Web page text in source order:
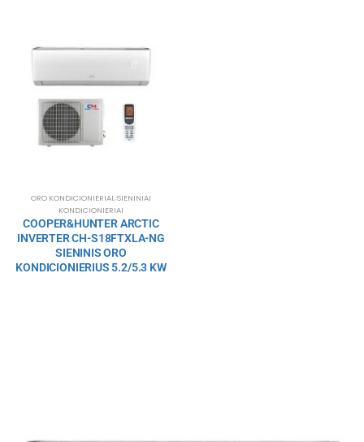
ORO KONDICIONIERIAI,SIENINIAI
KONDICIONIERIAI
COOPER&HUNTER ARCTIC
INVERTER CH-S18FTXLA-NG
SIENINIS ORO
KONDICIONIERIUS 5.2/5.3 KW